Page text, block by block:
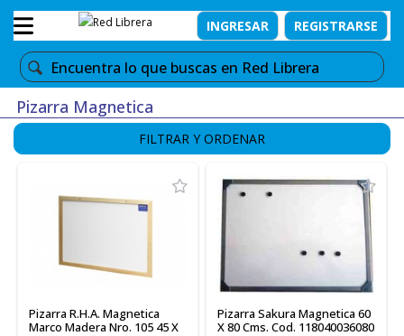
INGRESAR REGISTRARSE
Pizarra Magnetica
FILTRAR Y ORDENAR
Pizarra R.H.A. Magnetica
Marco Madera Nro. 105 45 X
Pizarra Sakura Magnetica 60
X 80 Cms. Cod. 118040036080